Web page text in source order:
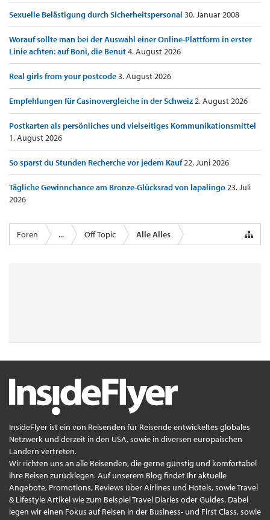
Sexuelle Belästigung durch Sicherheitspersonal 30. Januar 2008
Worauf sollte man bei der Auswahl einer Online-Plattform in erster
Linie achten: auf Boni, die Benut4. August 2026
Real girls from your postcode3. August 2026
Empfehlungen für Casinovergleiche in der Schweiz2. August 2026
Postkarten als persönliches und vielseitiges Kommunikationsmittel
1. August 2026
So sparst du Stunden Recherche vor jedem Kauf22. Juni 2026
Tägliche Gewinnchance am Bronze-Glücksrad von lapalingo23. Juli
2026
Foren ... Off Topic Alle Alles
InsideFlyer ist ein von Reisenden für Reisende entwickeltes globales
Netzwerk und derzeit in den USA, sowie in diversen europäischen
Ländern vertreten.
Wir richten uns an alle Reisenden, die gerne günstig und komfortabel
ihre Reisen zurücklegen. Auf unserem Blog findet Ihr aktuelle
Angebote, Promotions, Reviews über Airlines und Hotels, sowie Travel
& Lifestyle Artikel wie zum Beispiel Travel Diaries oder Guides. Dabei
legen wir einen Fokus auf Reisen in der Business- und First Class, sowie